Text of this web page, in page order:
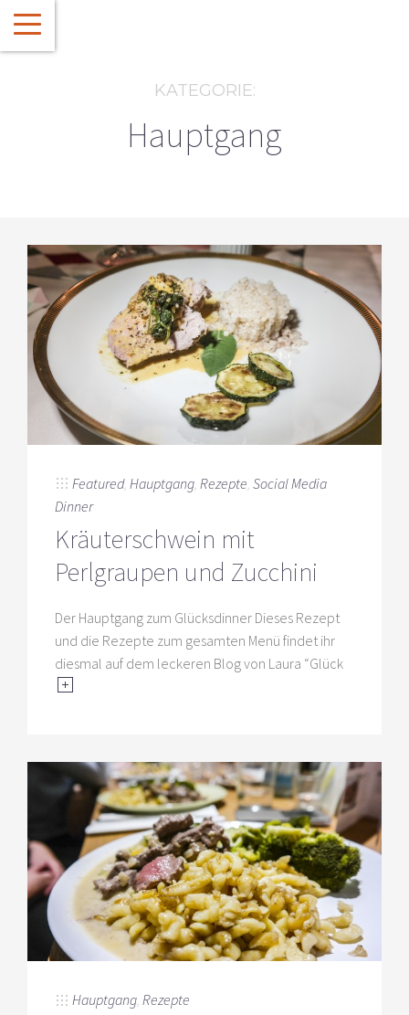
KATEGORIE:
Hauptgang
Featured, Hauptgang Rezepte Social Media
Dinner
Kräuterschwein mit
Perlgraupen und Zucchini
Der Hauptgang zum Glücksdinner Dieses Rezept
und die Rezepte zum gesamten Menü findet ihr
diesmal auf dem leckeren Blog von Laura “Glück
Hauptgang, Rezepte